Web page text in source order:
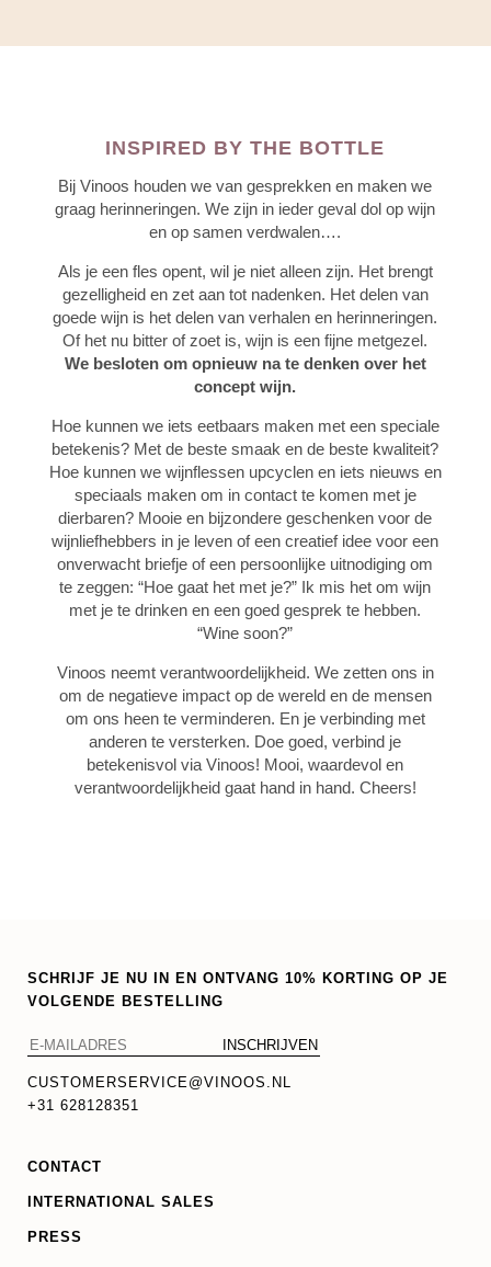
INSPIRED BY THE BOTTLE
Bij Vinoos houden we van gesprekken en maken we
graag herinneringen. We zijn in ieder geval dol op wijn
en op samen verdwalen….
Als je een fles opent, wil je niet alleen zijn. Het brengt
gezelligheid en zet aan tot nadenken. Het delen van
goede wijn is het delen van verhalen en herinneringen.
Of het nu bitter of zoet is, wijn is een fijne metgezel.
We besloten om opnieuw na te denken over het
concept wijn.
Hoe kunnen we iets eetbaars maken met een speciale
betekenis? Met de beste smaak en de beste kwaliteit?
Hoe kunnen we wijnflessen upcyclen en iets nieuws en
speciaals maken om in contact te komen met je
dierbaren? Mooie en bijzondere geschenken voor de
wijnliefhebbers in je leven of een creatief idee voor een
onverwacht briefje of een persoonlijke uitnodiging om
te zeggen: “Hoe gaat het met je?” Ik mis het om wijn
met je te drinken en een goed gesprek te hebben.
“Wine soon?”
Vinoos neemt verantwoordelijkheid. We zetten ons in
om de negatieve impact op de wereld en de mensen
om ons heen te verminderen. En je verbinding met
anderen te versterken. Doe goed, verbind je
betekenisvol via Vinoos! Mooi, waardevol en
verantwoordelijkheid gaat hand in hand. Cheers!
SCHRIJF JE NU IN EN ONTVANG 10% KORTING OP JE
VOLGENDE BESTELLING
CUSTOMERSERVICE@VINOOS.NL
+31 628128351
CONTACT
INTERNATIONAL SALES
PRESS